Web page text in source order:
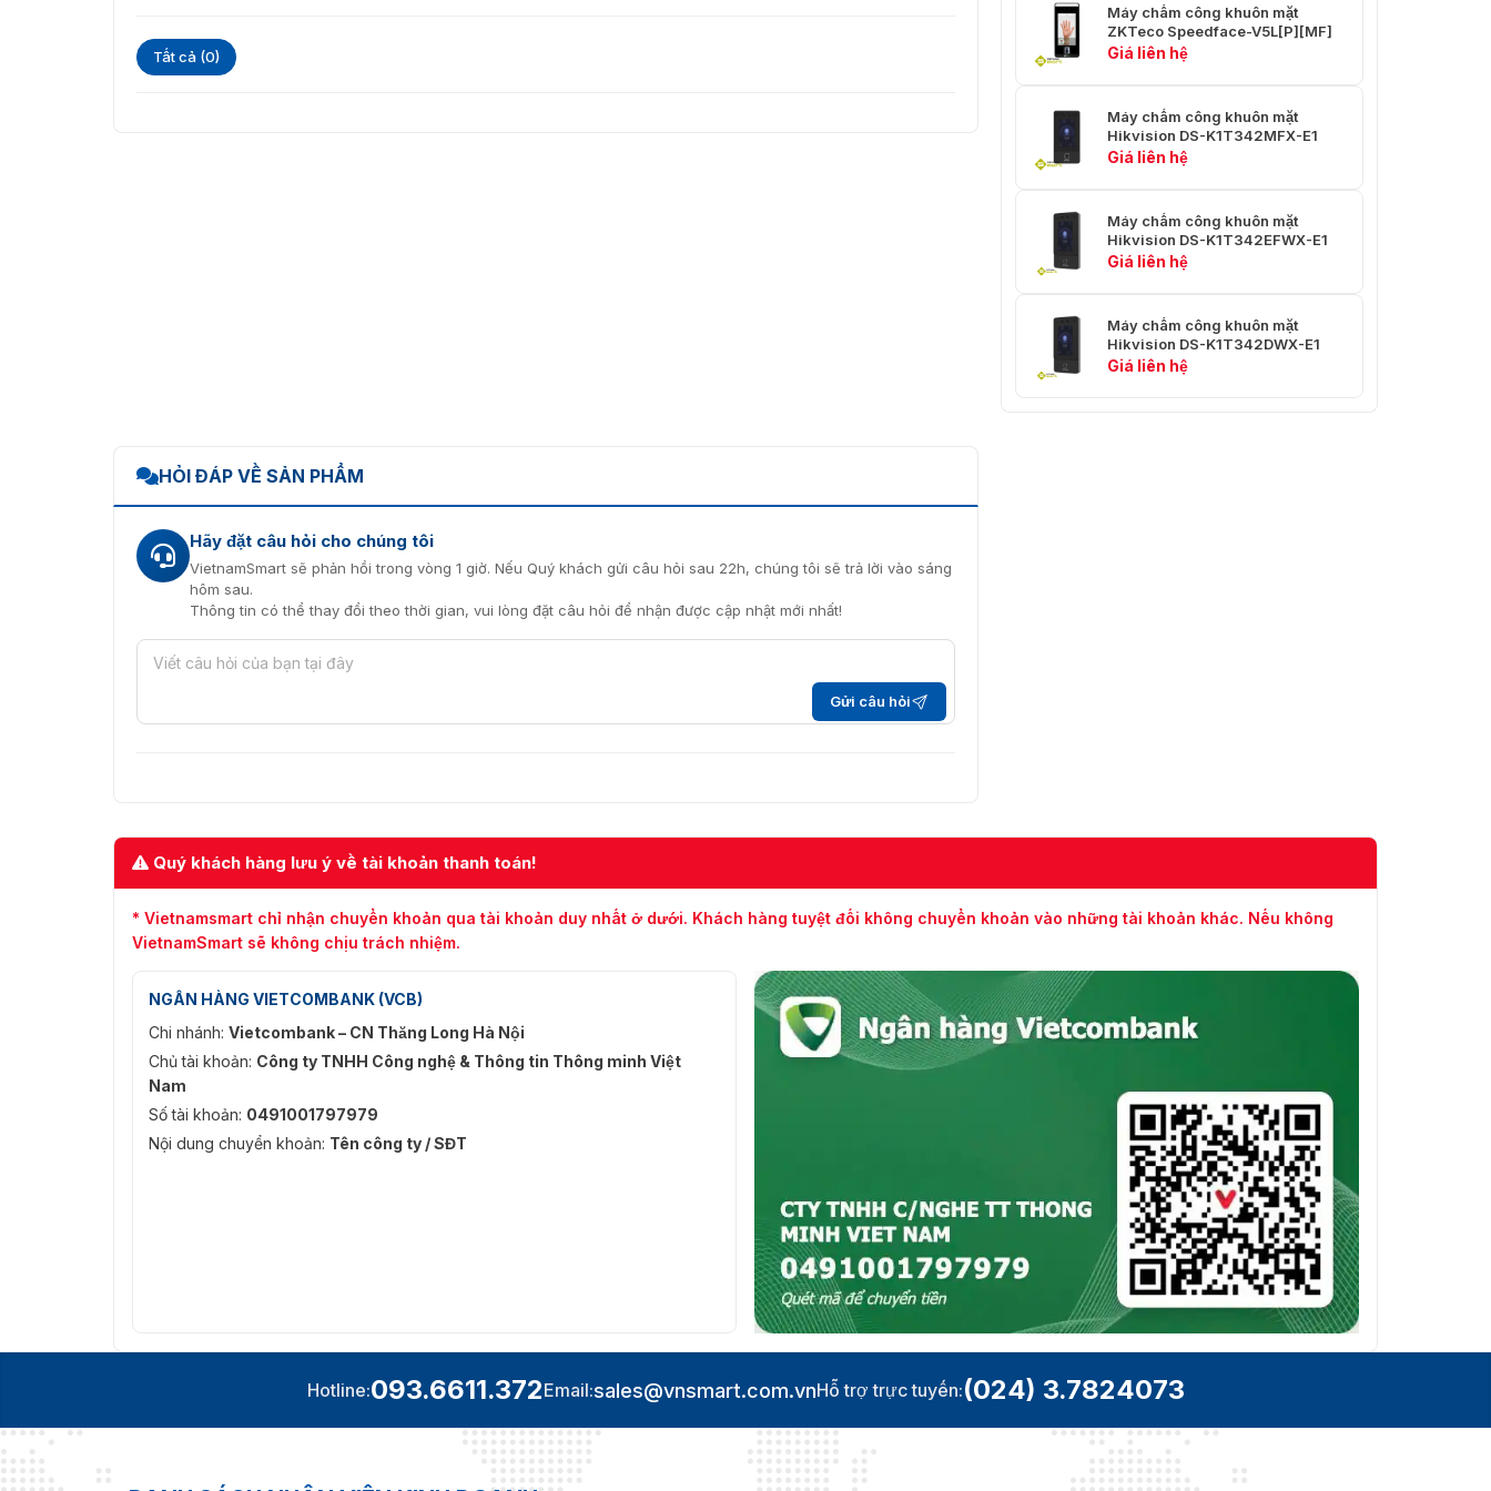
ZKTeco ZKP-UR-X115N (ID) với ngôn ngữ thiết kế hiện đại
ZKTeco ZKP-UR-X115N (ID) có dung lượng lưu trữ dữ liệu lớn
Máy chấm công khuôn mặt ZKP-UR-X115N (ID) hỗ trợ xác thực với với:
Xác thực khuôn mặt: 6.000
hơn. Cùng với đó là thuật toán thông minh, giúp ZKP-UR-X115N (ID) phát hiện ra được các khuôn mặt giả
Phần mềm/
ỨNG DỤNG
được hỗ trợ
ZKBioAccess / ZKBioTalk
/ ZSmart
Tất cả (0)
Máy chấm công khuôn mặt
ZKTeco Speedface-V5L[P][MF]
Giá liên hệ
Máy chấm công khuôn mặt
Hikvision DS-K1T342MFX-E1
Giá liên hệ
Máy chấm công khuôn mặt
Hikvision DS-K1T342EFWX-E1
Giá liên hệ
Máy chấm công khuôn mặt
Hikvision DS-K1T342DWX-E1
Giá liên hệ
HỎI ĐÁP VỀ SẢN PHẨM
Hãy đặt câu hỏi cho chúng tôi
VietnamSmart sẽ phản hồi trong vòng 1 giờ. Nếu Quý khách gửi câu hỏi sau 22h, chúng tôi sẽ trả lời vào sáng
hôm sau.
Thông tin có thể thay đổi theo thời gian, vui lòng đặt câu hỏi để nhận được cập nhật mới nhất!
Gửi câu hỏi
Quý khách hàng lưu ý về tài khoản thanh toán!
* Vietnamsmart chỉ nhận chuyển khoản qua tài khoản duy nhất ở dưới. Khách hàng tuyệt đối không chuyển khoản vào những tài khoản khác. Nếu không
VietnamSmart sẽ không chịu trách nhiệm.
NGÂN HÀNG VIETCOMBANK (VCB)
Chi nhánh: Vietcombank – CN Thăng Long Hà Nội
Chủ tài khoản: Công ty TNHH Công nghệ & Thông tin Thông minh Việt
Nam
Số tài khoản: 0491001797979
Nội dung chuyển khoản: Tên công ty / SĐT
Hotline:093.6611.372Email:sales@vnsmart.com.vnHỗ trợ trực tuyến:(024) 3.7824073